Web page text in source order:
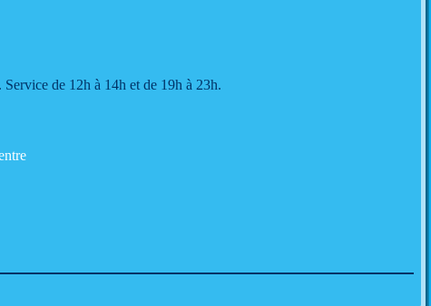
de 12h à 14h et de 19h à 23h.